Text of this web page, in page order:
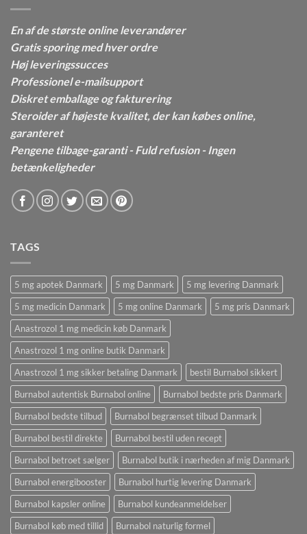
En af de største online leverandører
Gratis sporing med hver ordre
Høj leveringssucces
Professionel e-mailsupport
Diskret emballage og fakturering
Steroider af højeste kvalitet, der kan købes online,
garanteret
Pengene tilbage-garanti - Fuld refusion - Ingen
betænkeligheder
TAGS
5 mg apotek Danmark 5 mg Danmark
5 mg levering Danmark
5 mg medicin Danmark
5 mg online Danmark
5 mg pris Danmark
Anastrozol 1 mg medicin køb Danmark
Anastrozol 1 mg online butik Danmark
Anastrozol 1 mg sikker betaling Danmark
bestil Burnabol sikkert
Burnabol autentisk Burnabol online
Burnabol bedste pris Danmark
Burnabol bedste tilbud
Burnabol begrænset tilbud Danmark
Burnabol bestil direkte
Burnabol bestil uden recept
Burnabol betroet sælger
Burnabol butik i nærheden af ​​mig Danmark
Burnabol energibooster
Burnabol hurtig levering Danmark
Burnabol kapsler online
Burnabol kundeanmeldelser
Burnabol køb med tillid
Burnabol naturlig formel